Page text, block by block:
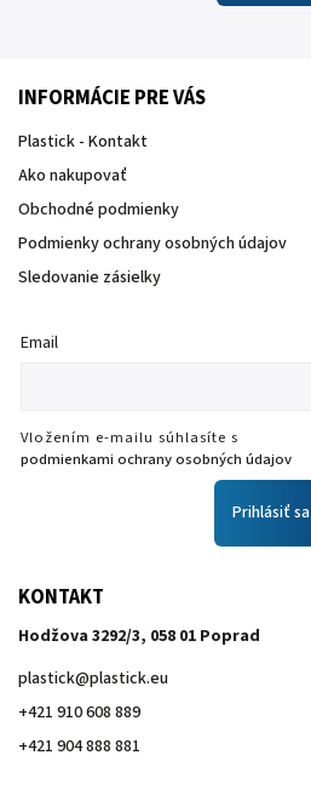
INFORMÁCIE PRE VÁS
Plastick - Kontakt
Ako nakupovať
Obchodné podmienky
Podmienky ochrany osobných údajov
Sledovanie zásielky
Email
Vložením e-mailu súhlasíte s
podmienkami ochrany osobných údajov
Prihlásiť sa
KONTAKT
Hodžova 3292/3, 058 01 Poprad
plastick@plastick.eu
+421 910 608 889
+421 904 888 881